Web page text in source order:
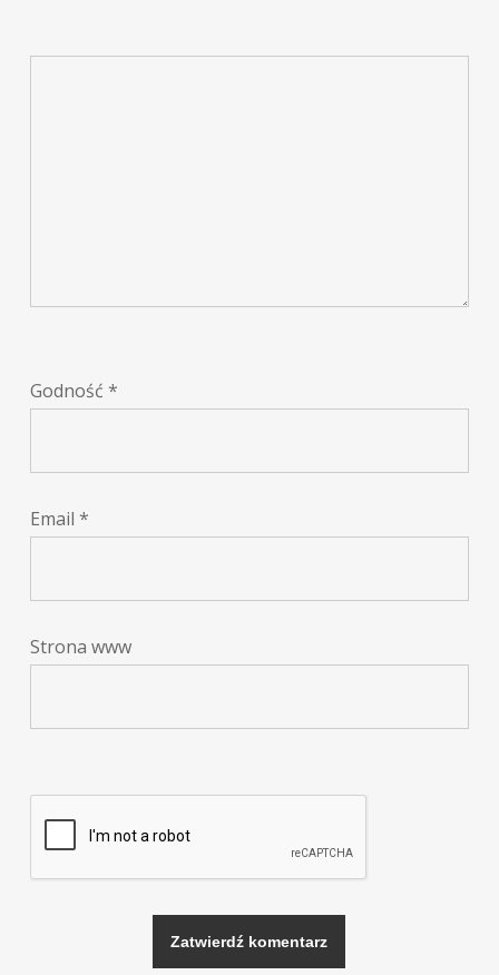
Godność *
Email *
Strona www